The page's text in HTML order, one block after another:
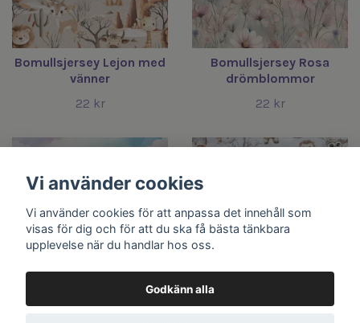
Bomullsjersey Lejon med
vänner
22 kr
Bomullsjersey Rosa
drömblommor
22 kr
Bomullsjersey
Bomullsjersey
Vi använder cookies
Vi använder cookies för att anpassa det innehåll som
visas för dig och för att du ska få bästa tänkbara
upplevelse när du handlar hos oss.
Godkänn alla